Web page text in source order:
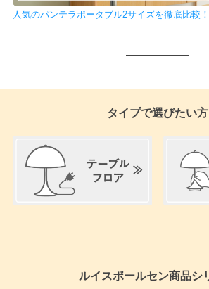
人気のパンテラポータブル2サイズを徹底比較！
タイプで選びたい方
ルイスポールセン商品シ